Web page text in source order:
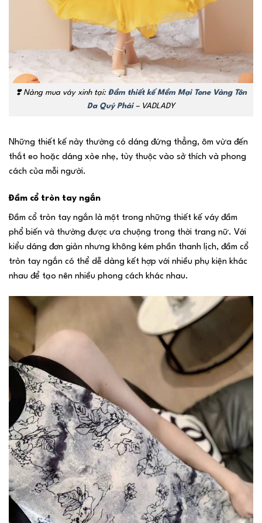
❣️Nàng mua váy xinh tại: Đầm thiết kế Mềm Mại Tone Vàng Tôn
Da Quý Phái – VADLADY
Những thiết kế này thường có dáng đứng thẳng, ôm vừa đến
thắt eo hoặc dáng xòe nhẹ, tùy thuộc vào sở thích và phong
cách của mỗi người.
Đầm cổ tròn tay ngắn
Đầm cổ tròn tay ngắn là một trong những thiết kế váy đầm
phổ biến và thường được ưa chuộng trong thời trang nữ. Với
kiểu dáng đơn giản nhưng không kém phần thanh lịch, đầm cổ
tròn tay ngắn có thể dễ dàng kết hợp với nhiều phụ kiện khác
nhau để tạo nên nhiều phong cách khác nhau.